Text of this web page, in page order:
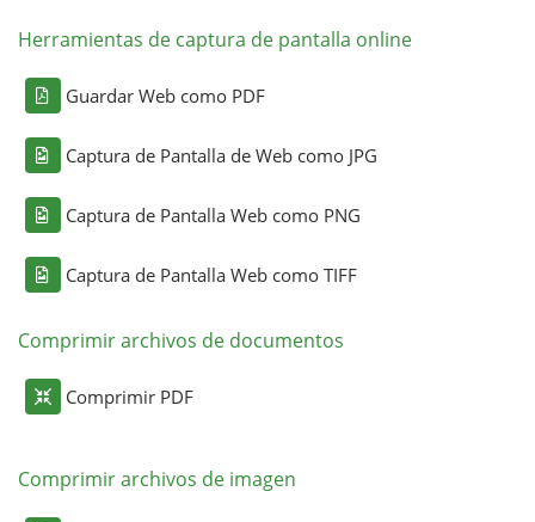
Herramientas de captura de pantalla online
Guardar Web como PDF
Captura de Pantalla de Web como JPG
Captura de Pantalla Web como PNG
Captura de Pantalla Web como TIFF
Comprimir archivos de documentos
Comprimir PDF
Comprimir archivos de imagen